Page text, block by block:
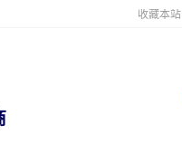
收藏本站